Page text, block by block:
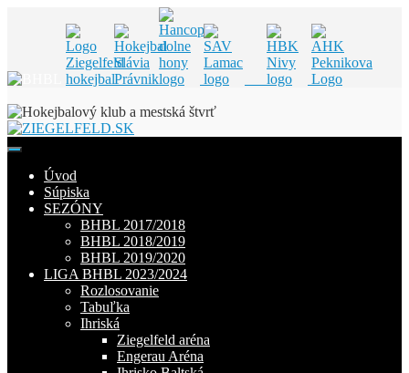
to
content
Úvod
Súpiska
SEZÓNY
BHBL 2017/2018
BHBL 2018/2019
BHBL 2019/2020
LIGA BHBL 2023/2024
Rozlosovanie
Tabuľka
Ihriská
Ziegelfeld aréna
Engerau Aréna